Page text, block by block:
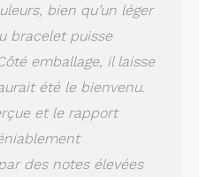
bien qu’un léger
bracelet puisse
emballage, il laisse
été le bienvenu.
et le rapport
des notes élevées